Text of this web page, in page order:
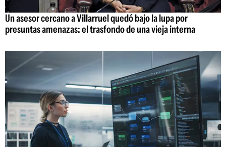
Un asesor cercano a Villarruel quedó bajo la lupa por
presuntas amenazas: el trasfondo de una vieja interna